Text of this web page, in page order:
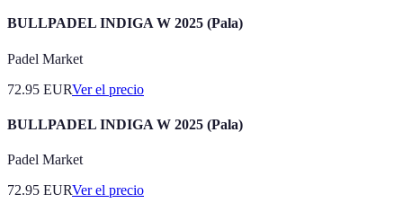
BULLPADEL INDIGA W 2025 (Pala)
Padel Market
72.95 EURVer el precio
BULLPADEL INDIGA W 2025 (Pala)
Padel Market
72.95 EURVer el precio